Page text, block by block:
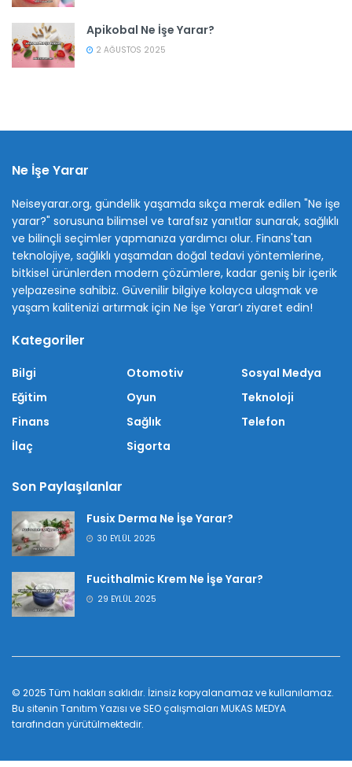
Apikobal Ne İşe Yarar?
2 AĞUSTOS 2025
Ne İşe Yarar
Neiseyarar.org, gündelik yaşamda sıkça merak edilen "Ne işe
yarar?" sorusuna bilimsel ve tarafsız yanıtlar sunarak, sağlıklı
ve bilinçli seçimler yapmanıza yardımcı olur. Finans'tan
teknolojiye, sağlıklı yaşamdan doğal tedavi yöntemlerine,
bitkisel ürünlerden modern çözümlere, kadar geniş bir içerik
yelpazesine sahibiz. Güvenilir bilgiye kolayca ulaşmak ve
yaşam kalitenizi artırmak için Ne İşe Yarar’ı ziyaret edin!
Kategoriler
Bilgi
Eğitim
Finans
İlaç
Otomotiv
Oyun
Sağlık
Sigorta
Sosyal Medya
Teknoloji
Telefon
Son Paylaşılanlar
Fusix Derma Ne İşe Yarar?
30 EYLÜL 2025
Fucithalmic Krem Ne İşe Yarar?
29 EYLÜL 2025
© 2025 Tüm hakları saklıdır. İzinsiz kopyalanamaz ve kullanılamaz.
Bu sitenin Tanıtım Yazısı ve SEO çalışmaları MUKAS MEDYA
tarafından yürütülmektedir.